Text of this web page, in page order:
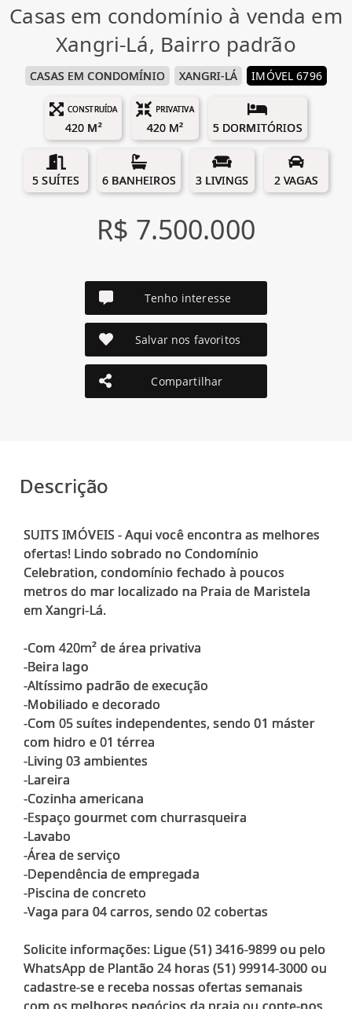
Casas em condomínio à venda em
Xangri-Lá, Bairro padrão
CASAS EM CONDOMÍNIO XANGRI-LÁ IMÓVEL 6796
CONSTRUÍDA
420 M²
PRIVATIVA
420 M² 5 DORMITÓRIOS
5 SUÍTES 6 BANHEIROS 3 LIVINGS 2 VAGAS
R$ 7.500.000
Tenho interesse
Salvar nos favoritos
Compartilhar
Descrição
SUITS IMÓVEIS - Aqui você encontra as melhores
ofertas! Lindo sobrado no Condomínio
Celebration, condomínio fechado à poucos
metros do mar localizado na Praia de Maristela
em Xangri-Lá.
-Com 420m² de área privativa
-Beira lago
-Altíssimo padrão de execução
-Mobiliado e decorado
-Com 05 suítes independentes, sendo 01 máster
com hidro e 01 térrea
-Living 03 ambientes
-Lareira
-Cozinha americana
-Espaço gourmet com churrasqueira
-Lavabo
-Área de serviço
-Dependência de empregada
-Piscina de concreto
-Vaga para 04 carros, sendo 02 cobertas
Solicite informações: Ligue (51) 3416-9899 ou pelo
WhatsApp de Plantão 24 horas (51) 99914-3000 ou
cadastre-se e receba nossas ofertas semanais
com os melhores negócios da praia ou conte-nos